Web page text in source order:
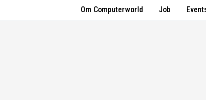
Om Computerworld Job